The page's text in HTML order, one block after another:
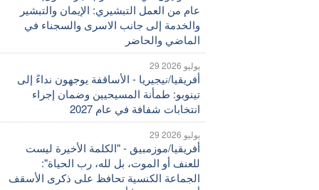
عام من العمل التبشيري: الإيمان والتبشير
والخدمة إلى جانب الاسرى والسجناء في
الماضي والحاضر
29 يوليو 2026
أفريقيا/نيجيريا - الأساقفة يوجهون نداءً إلى
تينوبو: طمأنة المسيحيين وضمان إجراء
انتخابات شفافة في عام 2027
29 يوليو 2026
أفريقيا/موزمبيق - "الكلمة الأخيرة ليست
للعنف أو الموت، بل لله، رب الحياة":
الجماعة الكنسية تحافظ على ذكرى الأسقف